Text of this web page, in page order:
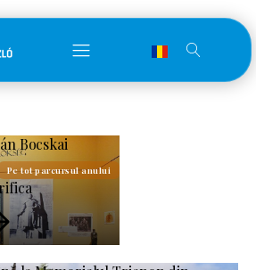
Bocskai
Pe tot parcursul anului